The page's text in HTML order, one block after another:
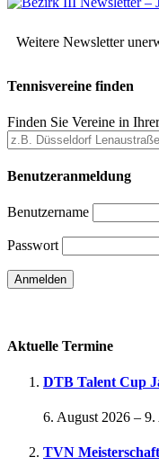
Weitere Newsletter
Tennisvereine finden
Finden Sie Vereine in
Benutzeranmeldung
Benutzername
Passwort
Aktuelle Termine
DTB Talent Cup
6. August 2026 – 9.
TVN